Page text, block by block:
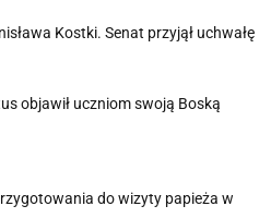
Kostki. Senat przyjął uchwałę
objawił uczniom swoją Boską
do wizyty papieża w